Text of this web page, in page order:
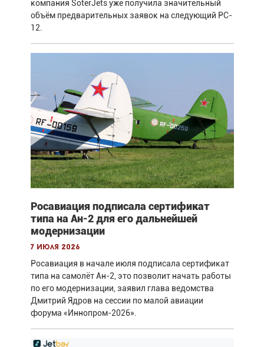
компания SoterJets уже получила значительный
объём предварительных заявок на следующий PC-
12.
Росавиация подписала сертификат
типа на Ан-2 для его дальнейшей
модернизации
7 июля 2026
Росавиация в начале июля подписала сертификат
типа на самолёт Ан-2, это позволит начать работы
по его модернизации, заявил глава ведомства
Дмитрий Ядров на сессии по малой авиации
форума «Иннопром-2026».